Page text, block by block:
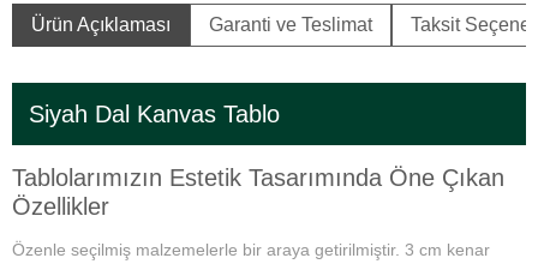
Ürün Açıklaması Garanti ve Teslimat Taksit
Siyah Dal Kanvas Tablo
Tablolarımızın Estetik Tasarımında Öne Çıkan
Özellikler
Özenle seçilmiş malzemelerle bir araya getirilmiştir. 3 cm kenar